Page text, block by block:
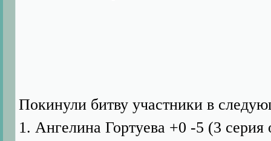
Покинули битву участники в
1. Ангелина Гортуева +0 -5 (3 серия